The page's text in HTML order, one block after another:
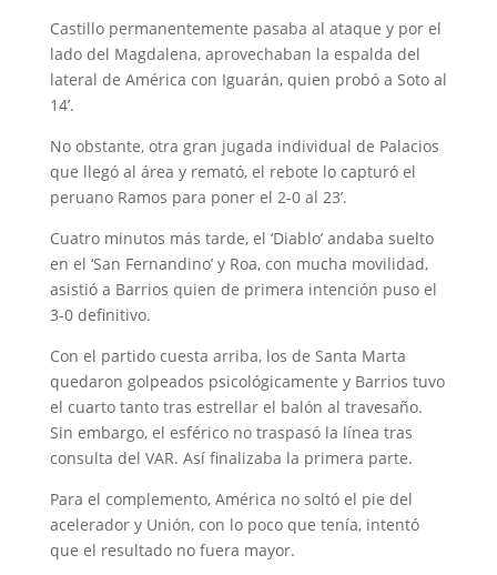
Castillo permanentemente pasaba al ataque y por el
lado del Magdalena, aprovechaban la espalda del
lateral de América con Iguarán, quien probó a Soto al
14’.
No obstante, otra gran jugada individual de Palacios
que llegó al área y remató, el rebote lo capturó el
peruano Ramos para poner el 2-0 al 23’.
Cuatro minutos más tarde, el ‘Diablo’ andaba suelto
en el ‘San Fernandino’ y Roa, con mucha movilidad,
asistió a Barrios quien de primera intención puso el
3-0 definitivo.
Con el partido cuesta arriba, los de Santa Marta
quedaron golpeados psicológicamente y Barrios tuvo
el cuarto tanto tras estrellar el balón al travesaño.
Sin embargo, el esférico no traspasó la línea tras
consulta del VAR. Así finalizaba la primera parte.
Para el complemento, América no soltó el pie del
acelerador y Unión, con lo poco que tenía, intentó
que el resultado no fuera mayor.